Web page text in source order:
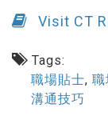
Visit CT
Tags:
職場貼士, 職
溝通技巧